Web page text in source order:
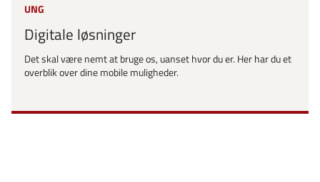
UNG
Digitale løsninger
Det skal være nemt at bruge os, uanset hvor du er. Her har du et
overblik over dine mobile muligheder.